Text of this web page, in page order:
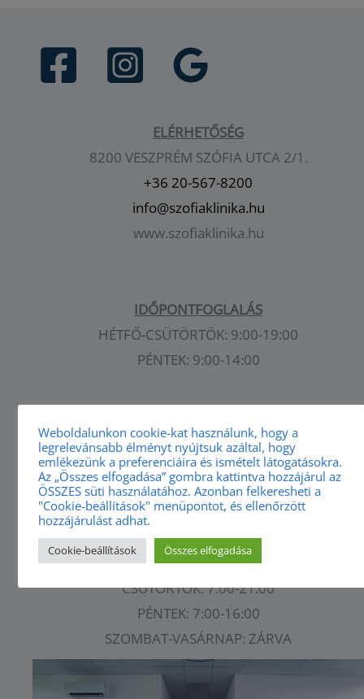
ELÉRHETŐSÉG
8200 VESZPRÉM SZÓFIA UTCA 2/1.
+36 20-567-8200
info@szofiaklinika.hu
www.szofiaklinika.hu
IDŐPONTFOGLALÁS
HÉTFŐ-CSÜTÖRTÖK: 9:00-19:00
PÉNTEK: 9:00-14:00
PARKOLÁS
PARKOLÁSI INFORMÁCIÓKÉRTKATTINTSON IDE
NYITVATARTÁS
HÉTFŐ-KEDD: 7:00 - 20:00
SZERDA: 7:00 - 19:00
CSÜTÖRTÖK: 7:00-21:00
PÉNTEK: 7:00-16:00
SZOMBAT-VASÁRNAP: ZÁRVA
Weboldalunkon cookie-kat használunk, hogy a
legrelevánsabb élményt nyújtsuk azáltal, hogy
emlékezünk a preferenciáira és ismételt látogatásokra.
Az „Összes elfogadása” gombra kattintva hozzájárul az
ÖSSZES süti használatához. Azonban felkeresheti a
"Cookie-beállítások" menüpontot, és ellenőrzött
hozzájárulást adhat.
Cookie-beállítások Összes elfogadása